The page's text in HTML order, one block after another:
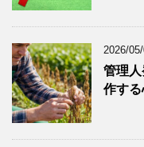
2026/
管理
作する